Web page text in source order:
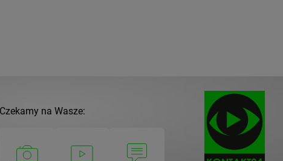
Czekamy na Wasze: